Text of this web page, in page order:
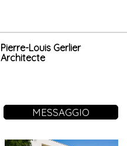
Pierre-Louis Gerlier
Architecte
MESSAGGIO